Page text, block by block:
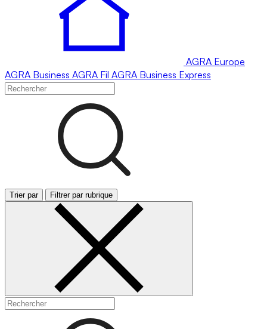
AGRA Europe
AGRA Business AGRA Fil AGRA Business Express
Trier par Filtrer par rubrique